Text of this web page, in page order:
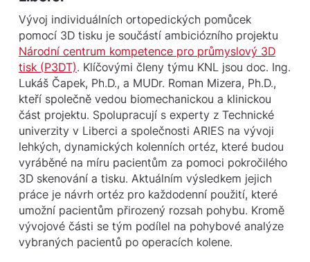
Vývoj individuálních ortopedických pomůcek
pomocí 3D tisku je součástí ambiciózního projektu
Národní centrum kompetence pro průmyslový 3D
tisk (P3DT). Klíčovými členy týmu KNL jsou doc. Ing.
Lukáš Čapek, Ph.D., a MUDr. Roman Mizera, Ph.D.,
kteří společně vedou biomechanickou a klinickou
část projektu. Spolupracují s experty z Technické
univerzity v Liberci a společnosti ARIES na vývoji
lehkých, dynamických kolenních ortéz, které budou
vyráběné na míru pacientům za pomoci pokročilého
3D skenování a tisku. Aktuálním výsledkem jejich
práce je návrh ortéz pro každodenní použití, které
umožní pacientům přirozený rozsah pohybu. Kromě
vývojové části se tým podílel na pohybové analýze
vybraných pacientů po operacích kolene.